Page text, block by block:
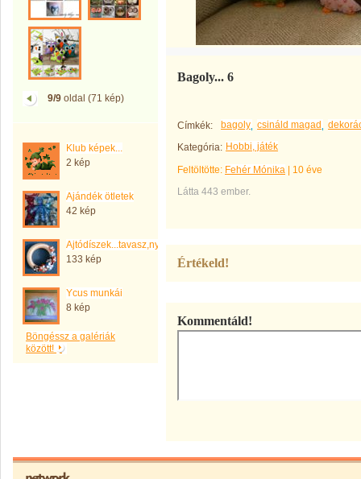
9/9oldal (71 kép)
Klub képek...
2 kép
Ajándék ötletek
42 kép
Ajtódíszek...tavasz,nyár,ősz,tél,
133 kép
Ycus munkái
8 kép
Böngéssz a galériák
között!
Bagoly... 6
Címkék: bagoly csináld magad
Kategória: Hobbi, játék
Feltöltötte: Fehér Mónika
10 éve
Látta 443 ember.
Értékeld!
Kommentáld!